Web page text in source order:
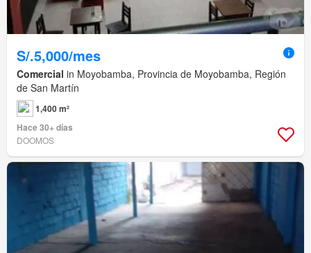
S/.5,000/mes
Comercial in Moyobamba, Provincia de Moyobamba, Región
de San Martín
1,400 m²
Hace 30+ días
DOOMOS